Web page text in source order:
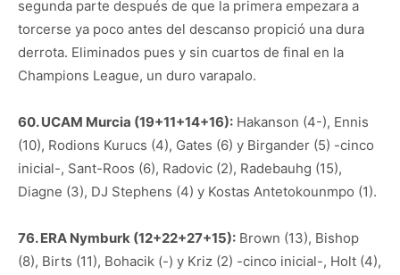
segunda parte después de que la primera empezara a
torcerse ya poco antes del descanso propició una dura
derrota. Eliminados pues y sin cuartos de final en la
Champions League, un duro varapalo.
60. UCAM Murcia (19+11+14+16): Hakanson (4-), Ennis
(10), Rodions Kurucs (4), Gates (6) y Birgander (5) -cinco
inicial-, Sant-Roos (6), Radovic (2), Radebauhg (15),
Diagne (3), DJ Stephens (4) y Kostas Antetokounmpo (1).
76. ERA Nymburk (12+22+27+15): Brown (13), Bishop
(8), Birts (11), Bohacik (-) y Kriz (2) -cinco inicial-, Holt (4),